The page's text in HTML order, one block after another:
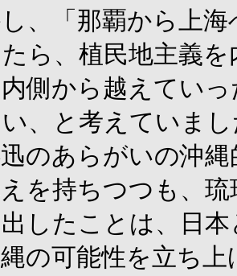
、「那覇から上海
ら、植民地主義
側から越えてい
、と考えていま
のあらがいの沖
を持ちつつも、
したことは、日
の可能性を立ち